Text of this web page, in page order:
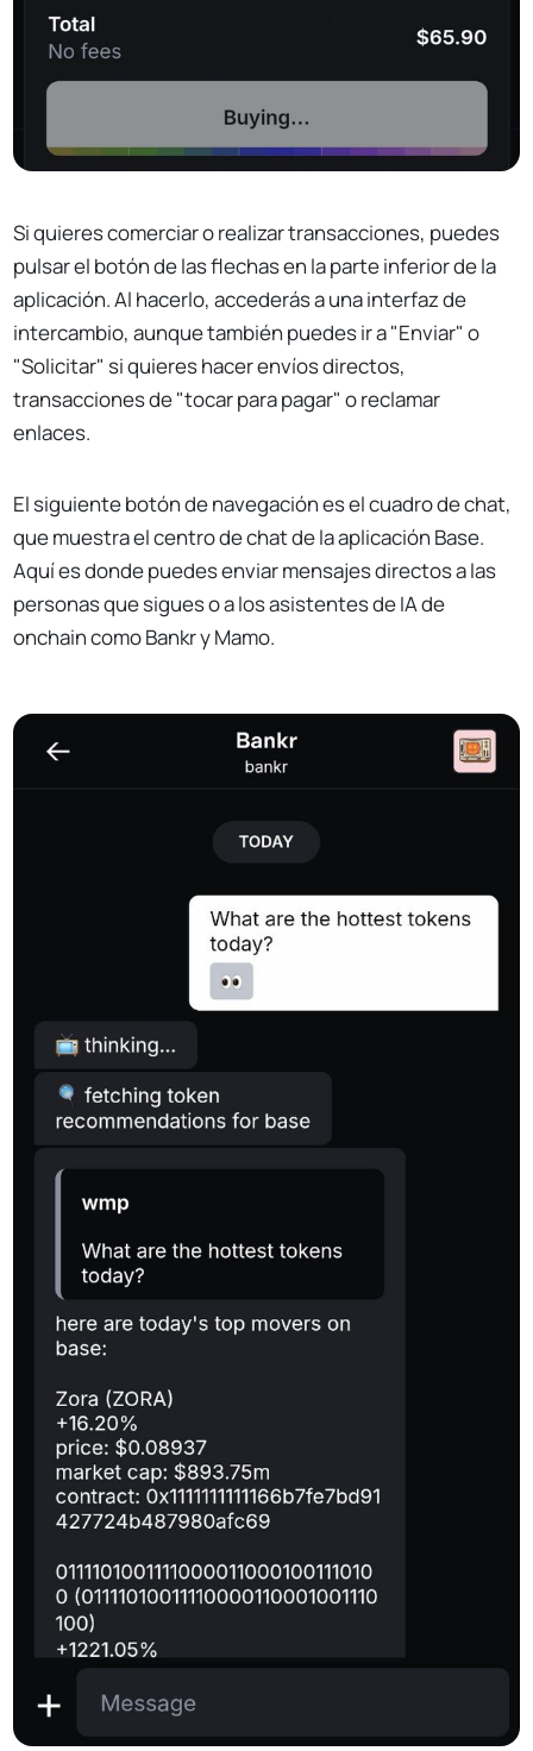
Si quieres comerciar o realizar transacciones, puedes
pulsar el botón de las flechas en la parte inferior de la
aplicación. Al hacerlo, accederás a una interfaz de
intercambio, aunque también puedes ir a "Enviar" o
"Solicitar" si quieres hacer envíos directos,
transacciones de "tocar para pagar" o reclamar
enlaces.
El siguiente botón de navegación es el cuadro de chat,
que muestra el centro de chat de la aplicación Base.
Aquí es donde puedes enviar mensajes directos a las
personas que sigues o a los asistentes de IA de
onchain como Bankr y Mamo.